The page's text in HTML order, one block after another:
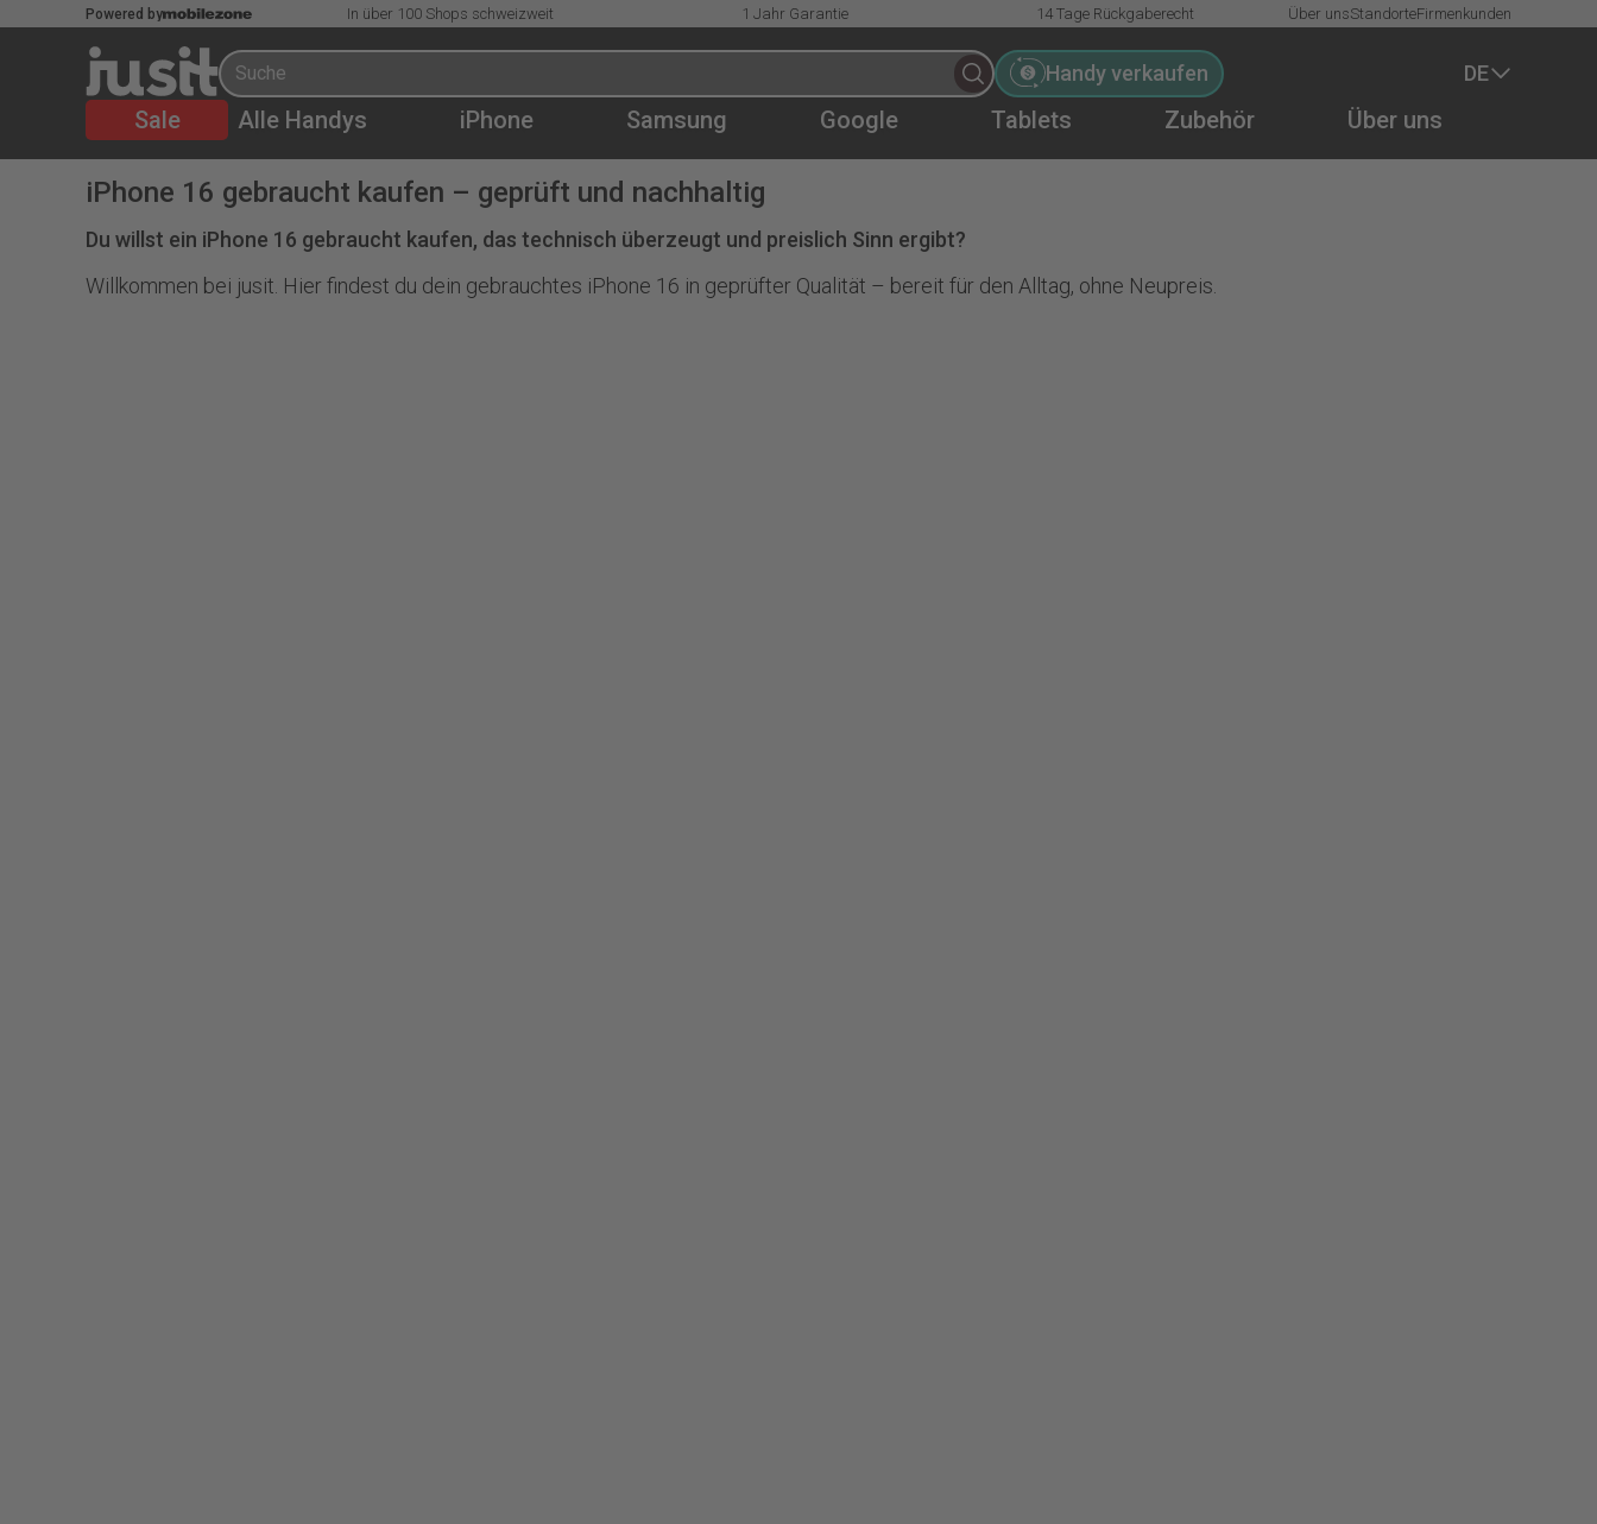
Powered by In über 100 Shops schweizweit 1 Jahr Garantie 14 Tage Rückgaberecht Über unsStandorteFirmenkunden
Handy verkaufen DE
Sale Alle Handys iPhone Samsung Google Tablets Zubehör Über uns
iPhone 16 gebraucht kaufen – geprüft und nachhaltig
Du willst ein iPhone 16 gebraucht kaufen, das technisch überzeugt und preislich Sinn ergibt?
Willkommen bei jusit. Hier findest du dein gebrauchtes iPhone 16 in geprüfter Qualität – bereit für den Alltag, ohne Neupreis.